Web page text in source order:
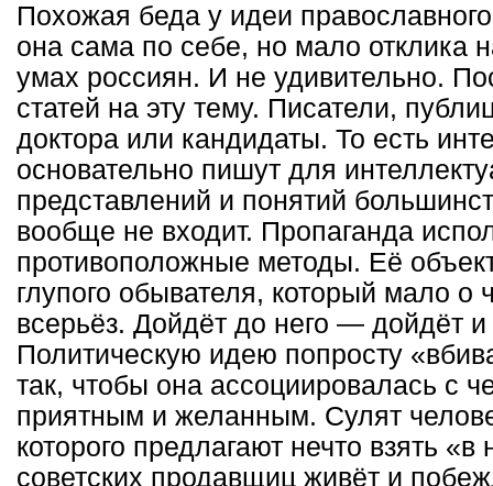
Похожая беда у идеи
она сама по себе, но мало отклика
умах россиян. И не удивительно.
статей на эту тему. Писатели,
доктора или кандидаты. То есть
основательно пишут для
представлений и понятий
вообще не входит. Пропаганда
противоположные методы. Её
глупого обывателя, который мало о
всерьёз. Дойдёт до него — дойдёт
Политическую идею попросту
так, чтобы она ассоциировалась с
приятным и желанным. Сулят
которого предлагают нечто взять «в
советских продавщиц живёт и